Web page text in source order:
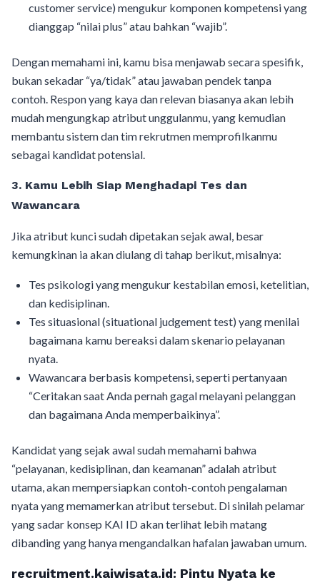
customer service) mengukur komponen kompetensi yang
dianggap “nilai plus” atau bahkan “wajib”.
Dengan memahami ini, kamu bisa menjawab secara spesifik,
bukan sekadar “ya/tidak” atau jawaban pendek tanpa
contoh. Respon yang kaya dan relevan biasanya akan lebih
mudah mengungkap atribut unggulanmu, yang kemudian
membantu sistem dan tim rekrutmen memprofilkanmu
sebagai kandidat potensial.
3. Kamu Lebih Siap Menghadapi Tes dan
Wawancara
Jika atribut kunci sudah dipetakan sejak awal, besar
kemungkinan ia akan diulang di tahap berikut, misalnya:
Tes psikologi yang mengukur kestabilan emosi, ketelitian,
dan kedisiplinan.
Tes situasional (situational judgement test) yang menilai
bagaimana kamu bereaksi dalam skenario pelayanan
nyata.
Wawancara berbasis kompetensi, seperti pertanyaan
“Ceritakan saat Anda pernah gagal melayani pelanggan
dan bagaimana Anda memperbaikinya”.
Kandidat yang sejak awal sudah memahami bahwa
“pelayanan, kedisiplinan, dan keamanan” adalah atribut
utama, akan mempersiapkan contoh-contoh pengalaman
nyata yang memamerkan atribut tersebut. Di sinilah pelamar
yang sadar konsep KAI ID akan terlihat lebih matang
dibanding yang hanya mengandalkan hafalan jawaban umum.
recruitment.kaiwisata.id: Pintu Nyata ke